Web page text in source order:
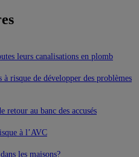
leurs canalisations en plomb
risque de développer des problèmes
retour au banc des accusés
à l’AVC
les maisons?